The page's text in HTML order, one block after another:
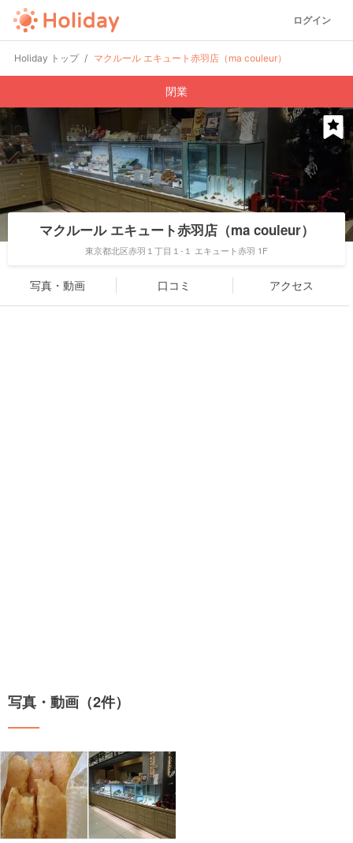
ログイン
Holiday トップ マクルール エキュート赤羽店（ma couleur）
閉業
マクルール エキュート赤羽店（ma couleur）
東京都北区赤羽１丁目１-１ エキュート赤羽 1F
写真・動画 口コミ アクセス
写真・動画（2件）